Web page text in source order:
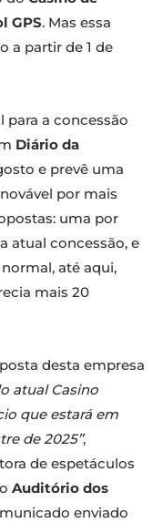
GPS. Mas essa
a partir de 1 de
a concessão
Diário da
e prevê uma
por mais
uma por
atual concessão, e
até aqui,
mais 20
desta empresa
atual Casino
que estará em
de 2025”,
de espetáculos
Auditório dos
enviado